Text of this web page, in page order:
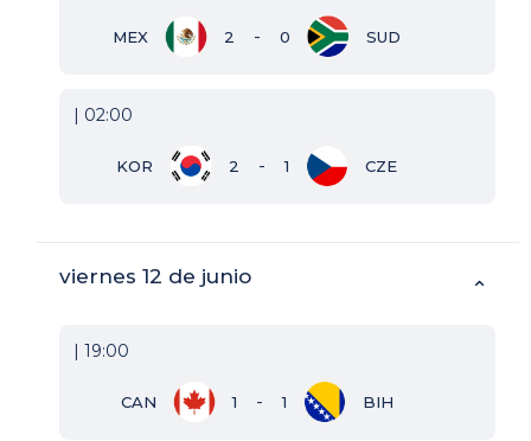
MEX 2 - 0 SUD
| 02:00
KOR 2 - 1 CZE
viernes 12 de junio ⌃
| 19:00
CAN 1 - 1 BIH